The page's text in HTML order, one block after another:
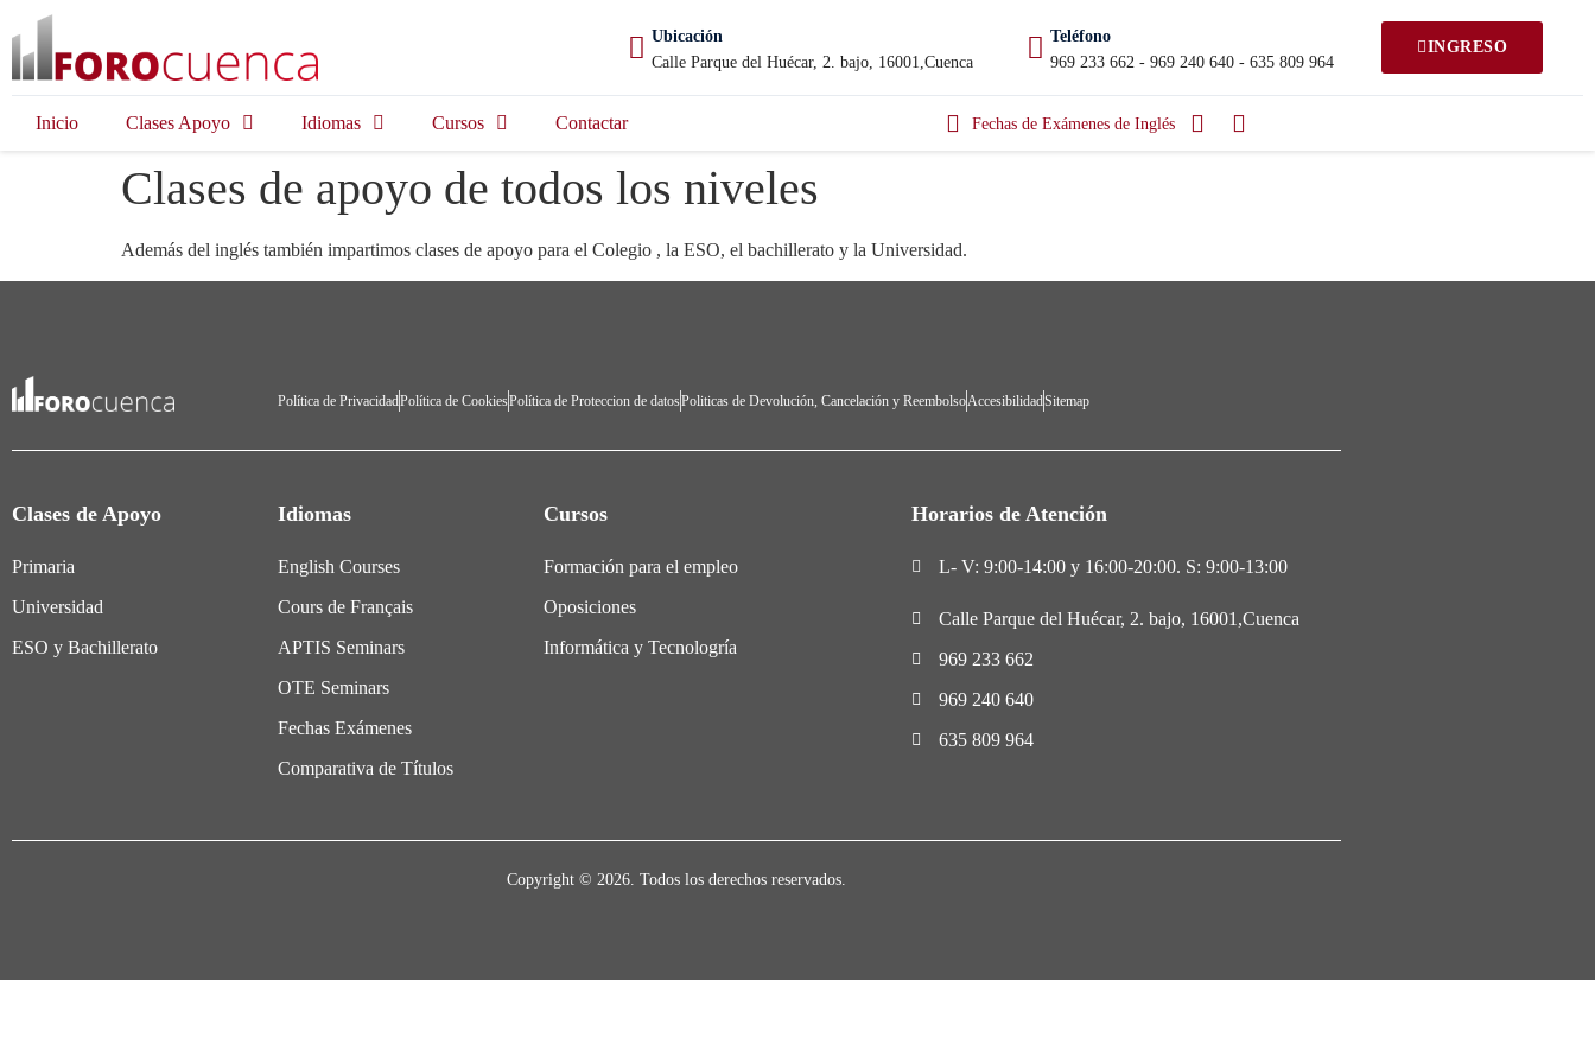
Ubicación
Calle Parque del Huécar, 2. bajo, 16001,Cuenca
Teléfono
969 233 662 - 969 240 640 - 635 809 964
INGRESO
Inicio Clases Apoyo Idiomas Cursos Contactar Fechas de Exámenes de Inglés
Clases de apoyo de todos los niveles
Además del inglés también impartimos clases de apoyo para el Colegio , la ESO, el bachillerato y la Universidad.
Política de PrivacidadPolítica de CookiesPolítica de Proteccion de datosPoliticas de Devolución, Cancelación y ReembolsoAccesibilidadSitemap
Clases de Apoyo
Primaria
Universidad
ESO y Bachillerato
Idiomas
English Courses
Cours de Français
APTIS Seminars
OTE Seminars
Fechas Exámenes
Comparativa de Títulos
Cursos
Formación para el empleo
Oposiciones
Informática y Tecnologría
Horarios de Atención
L- V: 9:00-14:00 y 16:00-20:00. S: 9:00-13:00
Calle Parque del Huécar, 2. bajo, 16001,Cuenca
969 233 662
969 240 640
635 809 964
Copyright © 2026. Todos los derechos reservados.